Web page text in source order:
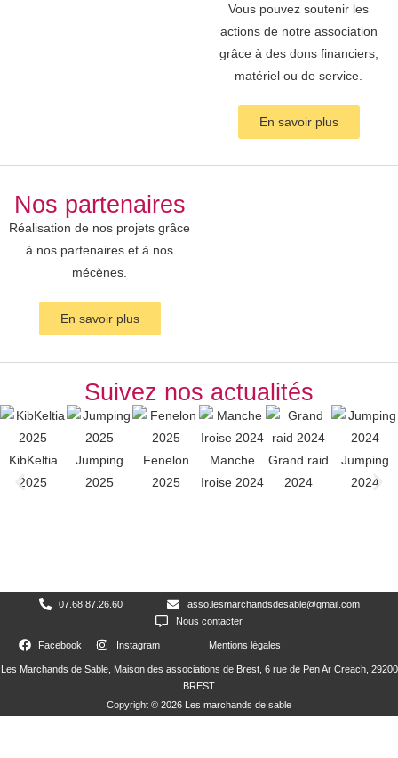
Vous pouvez soutenir les
actions de notre association
grâce à des dons financiers,
matériel ou de service.
En savoir plus
Nos partenaires
Réalisation de nos projets grâce
à nos partenaires et à nos
mécènes.
En savoir plus
Suivez nos actualités
KibKeltia
2025
Jumping
2025
Fenelon
2025
Manche
Iroise 2024
Grand raid
2024
Jumping
2024
07.68.87.26.60
asso.lesmarchandsdesable@gmail.com
Nous contacter
Facebook Instagram Mentions légales
Les Marchands de Sable, Maison des associations de Brest, 6 rue de Pen Ar Creach, 29200
BREST
Copyright © 2026 Les marchands de sable